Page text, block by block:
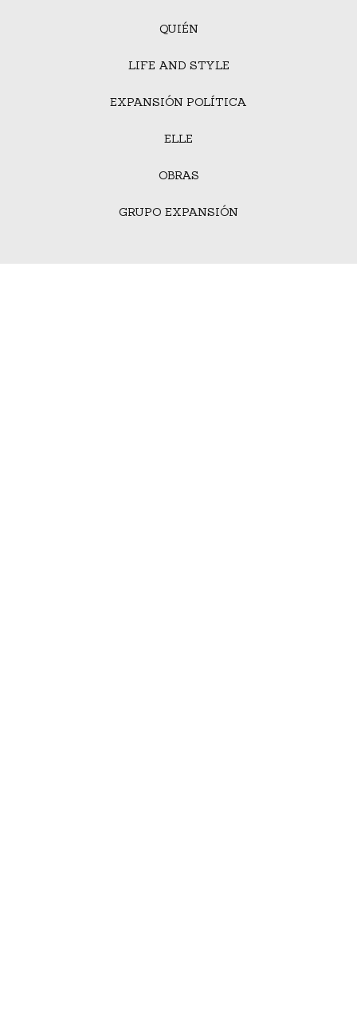
QUIÉN
LIFE AND STYLE
EXPANSIÓN POLÍTICA
ELLE
OBRAS
GRUPO EXPANSIÓN